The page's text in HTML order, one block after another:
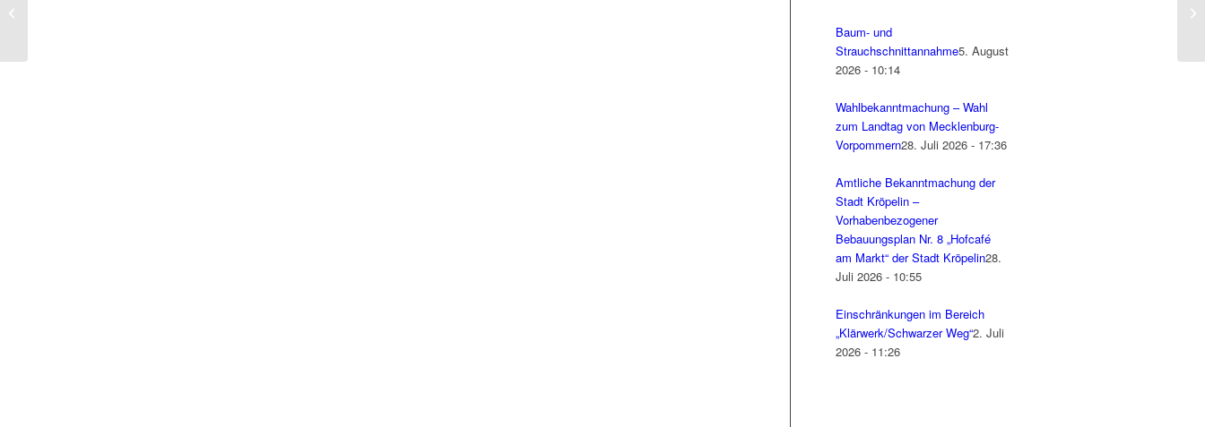
Baum- und
Strauchschnittannahme5. August
2026 - 10:14
Wahlbekanntmachung – Wahl
zum Landtag von Mecklenburg-
Vorpommern28. Juli 2026 - 17:36
Amtliche Bekanntmachung der
Stadt Kröpelin –
Vorhabenbezogener
Bebauungsplan Nr. 8 „Hofcafé
am Markt“ der Stadt Kröpelin28.
Juli 2026 - 10:55
Einschränkungen im Bereich
„Klärwerk/Schwarzer Weg“2. Juli
2026 - 11:26